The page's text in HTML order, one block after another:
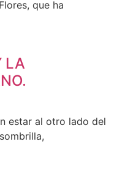
que ha
LA
estar al otro lado del